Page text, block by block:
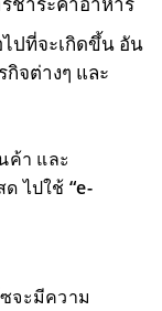
ปที่จะเกิดขึ้น อัน
กิจต่างๆ และ
ค้า และ
ด ไปใช้“e-
จะมีความ